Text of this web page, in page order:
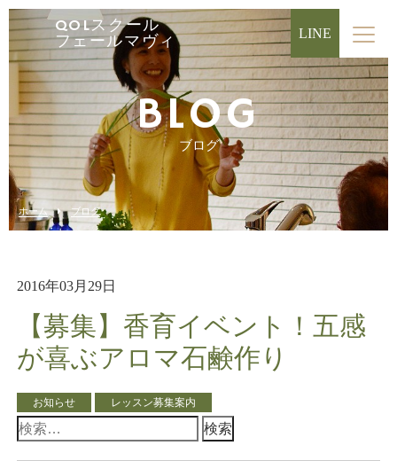
QOLスクール
フェールマヴィ
LINE
BLOG
ブログ
ホーム ブログ
2016年03月29日
【募集】香育イベント！五感
が喜ぶアロマ石鹸作り
お知らせ レッスン募集案内
検